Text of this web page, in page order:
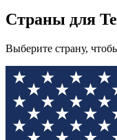
Страны для
Выберите страну,